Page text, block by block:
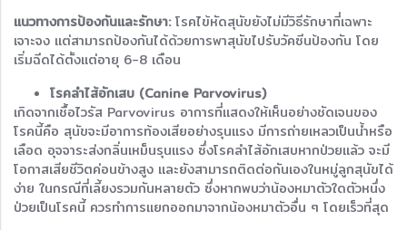
แนวทางการป้องกันและรักษา:โรคไข้หัดสุนัขยังไม่มีวิธีรักษาที่เฉพาะ
เจาะจง แต่สามารถป้องกันได้ด้วยการพาสุนัขไปรับวัคซีนป้องกัน โดย
เริ่มฉีดได้ตั้งแต่อายุ 6-8 เดือน
โรคลำไส้อักเสบ (Canine Parvovirus)
เกิดจากเชื้อไวรัส Parvovirus อาการที่แสดงให้เห็นอย่างชัดเจนของ
โรคนี้คือ สุนัขจะมีอาการท้องเสียอย่างรุนแรง มีการถ่ายเหลวเป็นน้ำหรือ
เลือด อุจจาระส่งกลิ่นเหม็นรุนแรง ซึ่งโรคลำไส้อักเสบหากป่วยแล้ว จะมี
โอกาสเสียชีวิตค่อนข้างสูง และยังสามารถติดต่อกันเองในหมู่ลูกสุนัขได้
ง่าย ในกรณีที่เลี้ยงรวมกันหลายตัว ซึ่งหากพบว่าน้องหมาตัวใดตัวหนึ่ง
ป่วยเป็นโรคนี้ ควรทำการแยกออกมาจากน้องหมาตัวอื่น ๆ โดยเร็วที่สุด